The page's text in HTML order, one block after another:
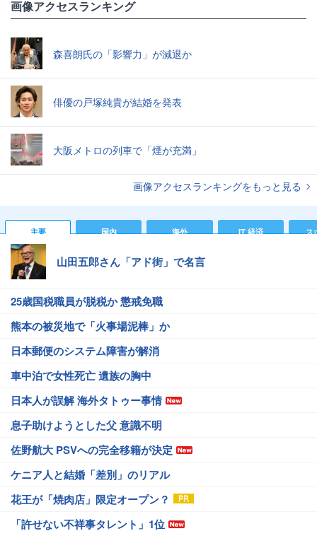
画像アクセスランキング
森喜朗氏の「影響力」が減退か
俳優の戸塚純貴が結婚を発表
大阪メトロの列車で「煙が充満」
画像アクセスランキングをもっと見る
主要 国内 海外 IT 経済 ス
山田五郎さん「アド街」で名言
25歳国税職員が脱税か 懲戒免職
熊本の被災地で「火事場泥棒」か
日本郵便のシステム障害が解消
車中泊で女性死亡 遺族の胸中
日本人が誤解 海外タトゥー事情
息子助けようとした父 意識不明
佐野航大 PSVへの完全移籍が決定
ケニア人と結婚「差別」のリアル
花王が「焼肉店」限定オープン？
「許せない不祥事タレント」1位